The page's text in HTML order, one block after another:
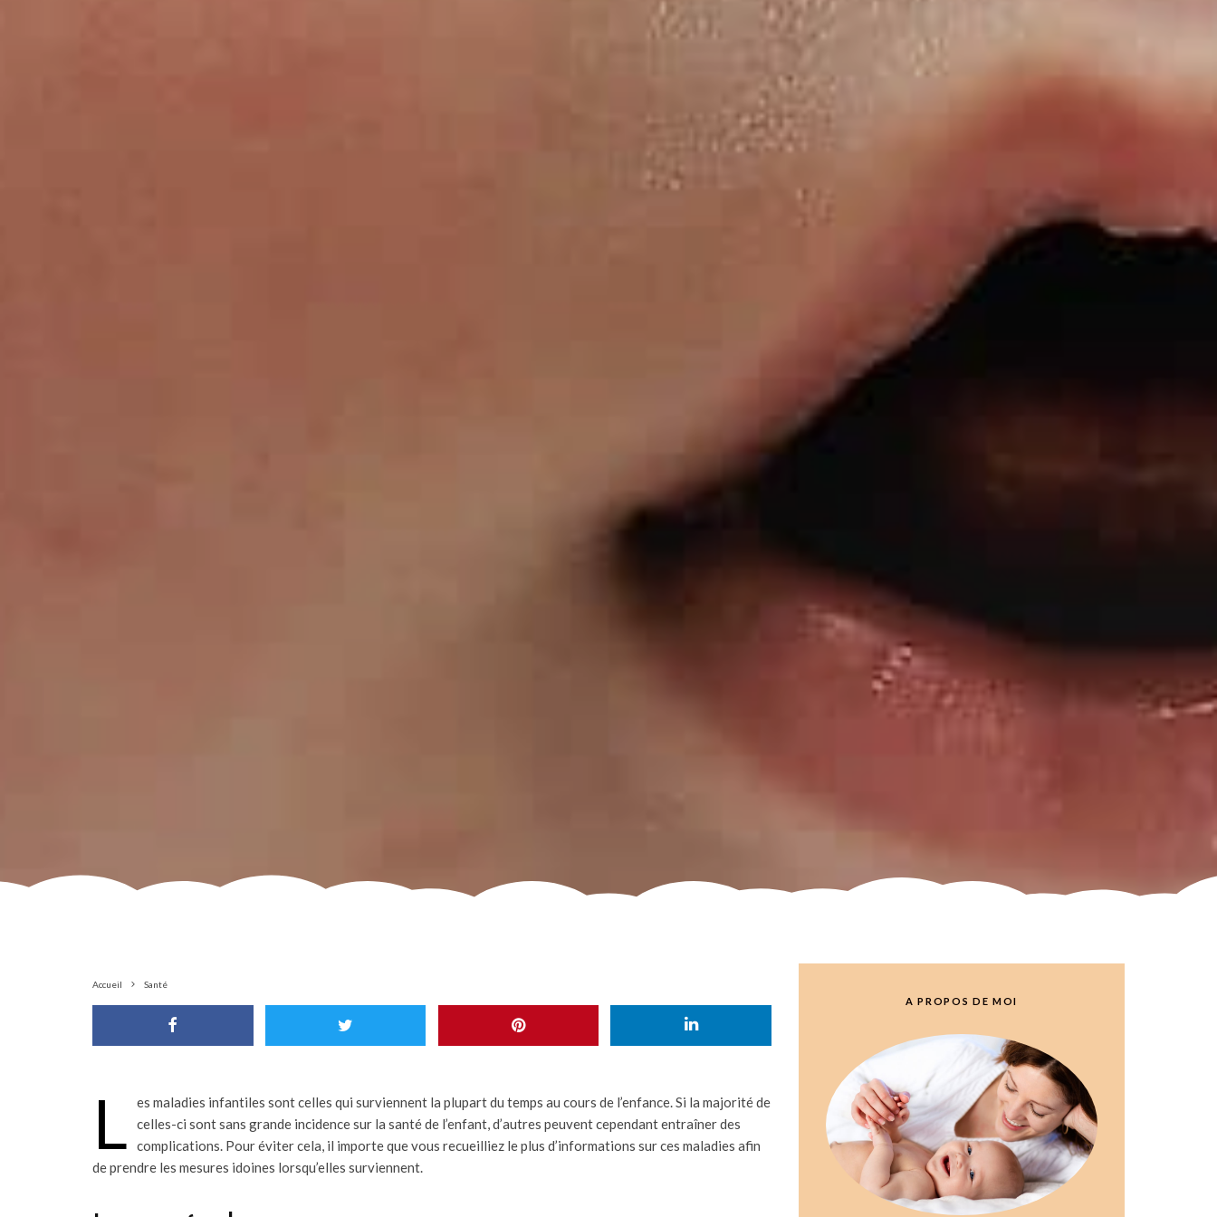
Accueil Santé
L
es maladies infantiles sont celles qui surviennent la plupart du temps au cours de l’enfance. Si la majorité de
celles-ci sont sans grande incidence sur la santé de l’enfant, d’autres peuvent cependant entraîner des
complications. Pour éviter cela, il importe que vous recueilliez le plus d’informations sur ces maladies afin
de prendre les mesures idoines lorsqu’elles surviennent.
A PROPOS DE MOI